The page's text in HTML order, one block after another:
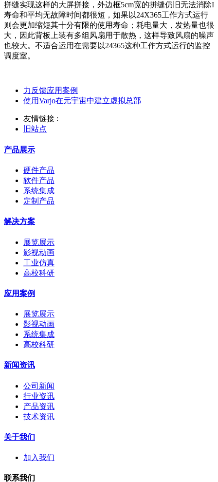
拼缝实现这样的大屏拼接，外边框5cm宽的拼缝仍旧无法消除I
寿命和平均无故障时间都很短，如果以24X365工作方式运行
则会更加缩短其十分有限的使用寿命；耗电量大，发热量也很
大，因此背板上装有多组风扇用于散热，这样导致风扇的噪声
也较大。不适合运用在需要以24365这种工作方式运行的监控
调度室。
力反馈应用案例
使用Varjo在元宇宙中建立虚拟总部
友情链接 :
旧站点
产品展示
硬件产品
软件产品
系统集成
定制产品
解决方案
展览展示
影视动画
工业仿真
高校科研
应用案例
展览展示
影视动画
系统集成
高校科研
新闻资讯
公司新闻
行业资讯
产品资讯
技术资讯
关于我们
加入我们
联系我们